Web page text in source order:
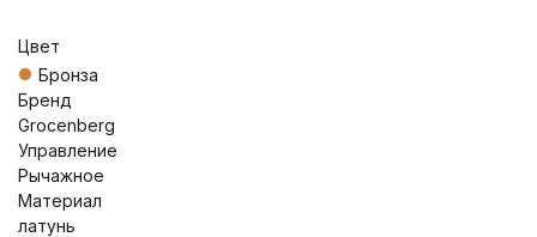
Цвет
Бронза
Бренд
Grocenberg
Управление
Рычажное
Материал
латунь